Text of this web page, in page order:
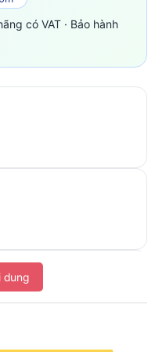
có VAT · Bảo hành
dung